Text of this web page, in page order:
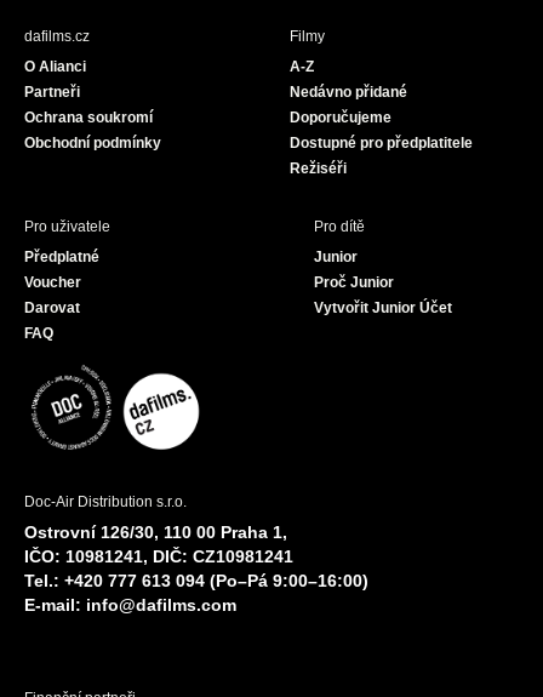
dafilms.cz
O Alianci
Partneři
Ochrana soukromí
Obchodní podmínky
Filmy
A-Z
Nedávno přidané
Doporučujeme
Dostupné pro předplatitele
Režiséři
Pro uživatele
Předplatné
Voucher
Darovat
FAQ
Pro dítě
Junior
Proč Junior
Vytvořit Junior Účet
Doc-Air Distribution s.r.o.
Ostrovní 126/30, 110 00 Praha 1,
IČO: 10981241, DIČ: CZ10981241
Tel.: +420 777 613 094 (Po–Pá 9:00–16:00)
E-mail: info@dafilms.com